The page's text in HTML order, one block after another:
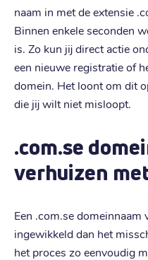
naam in met de extensie
Binnen enkele seconden
is. Zo kun jij direct actie
een nieuwe registratie of
domein. Het loont om dit
die jij wilt niet misloopt.
.com.se
verhuizen
Een .com.se
ingewikkeld dan het
het proces zo eenvoudig